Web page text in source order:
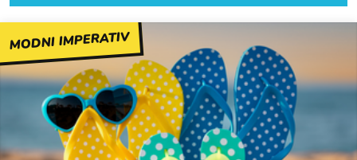
MODNI IMPERATIV